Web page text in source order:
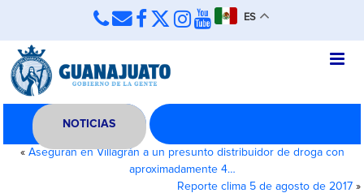
ES
NOTICIAS
« Aseguran en Villagrán a un presunto distribuidor de droga con
aproximadamente 4…
Reporte clima 5 de agosto de 2017»